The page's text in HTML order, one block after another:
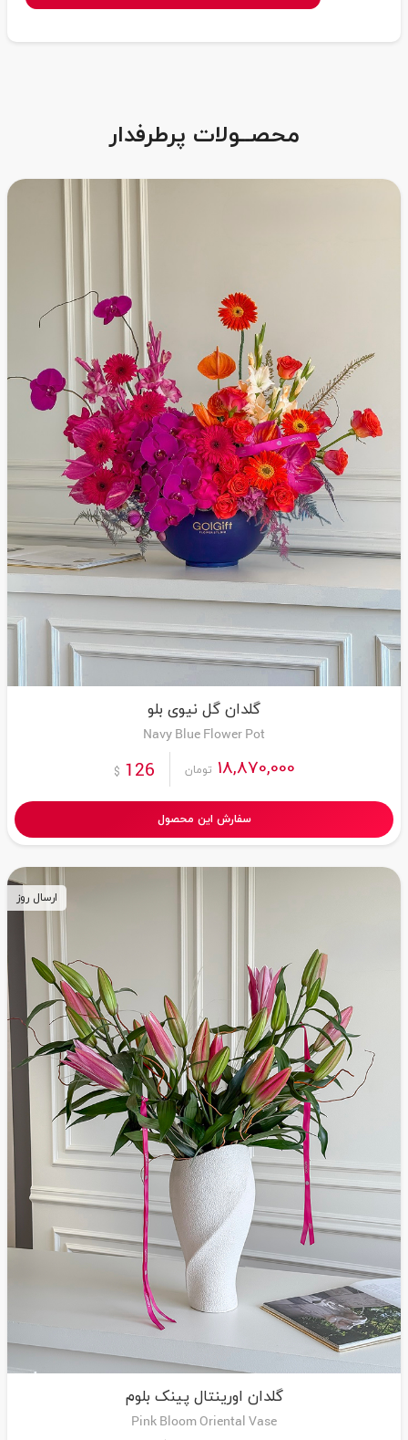
محصــولات پرطرفدار
گلدان گل نیوی بلو
Navy Blue Flower Pot
18,870,000 تومان 126
$
سفارش این محصول
گلدان اورینتال پینک بلوم
Pink Bloom Oriental Vase
ارسال روز